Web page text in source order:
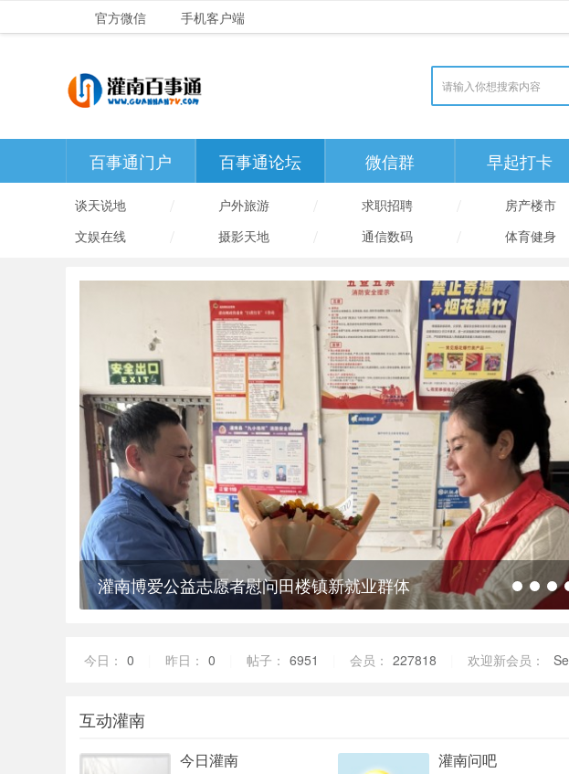
官方微信 手机客户端
百事通门户 百事通论坛 微信群 早起打卡
谈天说地 户外旅游 求职招聘 房产楼市
文娱在线
摄影天地 通信数码 体育健身
灌南博爱公益志愿者慰问田楼镇新就业群体
今日： 0 昨日： 0 帖子： 6951 会员： 227818 欢迎新会员：
互动灌南
今日灌南
灌南问吧